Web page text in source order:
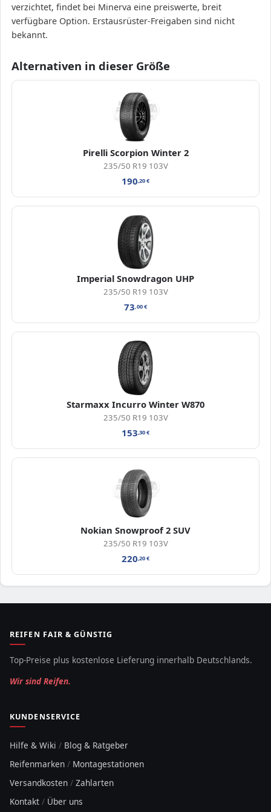
verzichtet, findet bei Minerva eine preiswerte, breit
verfügbare Option. Erstausrüster-Freigaben sind nicht
bekannt.
Alternativen in dieser Größe
Pirelli Scorpion Winter 2
235/50 R19 103V
190,20€
Imperial Snowdragon UHP
235/50 R19 103V
73,00€
Starmaxx Incurro Winter W870
235/50 R19 103V
153,30€
Nokian Snowproof 2 SUV
235/50 R19 103V
220,20€
REIFEN FAIR & GÜNSTIG
Top-Preise plus kostenlose Lieferung innerhalb Deutschlands.
Wir sind Reifen.
KUNDENSERVICE
Hilfe & Wiki / Blog & Ratgeber
Reifenmarken / Montagestationen
Versandkosten / Zahlarten
Kontakt / Über uns